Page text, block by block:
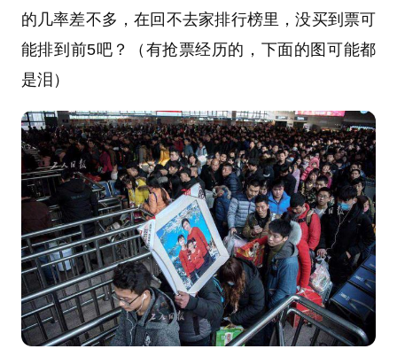
的几率差不多，在回不去家排行榜里，没买到票可
能排到前5吧？（有抢票经历的，下面的图可能都
是泪）